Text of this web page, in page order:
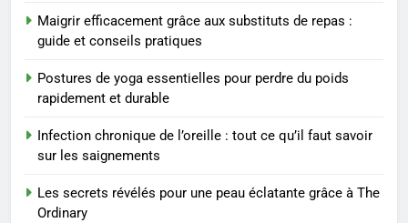
exercices
BIEN ÊTRE
8
Voyance à La Rochelle : où
trouver un accompagnement
sérieux à un tarif juste ?
BIEN ÊTRE
1
Maigrir efficacement grâce aux substituts de repas :
guide et conseils pratiques
Postures de yoga essentielles pour perdre du poids
rapidement et durable
Infection chronique de l’oreille : tout ce qu’il faut savoir
sur les saignements
Les secrets révélés pour une peau éclatante grâce à The
Ordinary